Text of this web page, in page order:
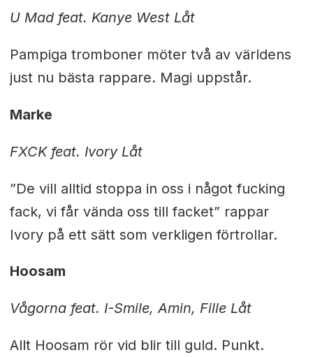
U Mad feat. Kanye West Låt
Pampiga tromboner möter två av världens
just nu bästa rappare. Magi uppstår.
Marke
FXCK feat. Ivory Låt
”De vill alltid stoppa in oss i något fucking
fack, vi får vända oss till facket” rappar
Ivory på ett sätt som verkligen förtrollar.
Hoosam
Vågorna feat. I-Smile, Amin, Fille Låt
Allt Hoosam rör vid blir till guld. Punkt.